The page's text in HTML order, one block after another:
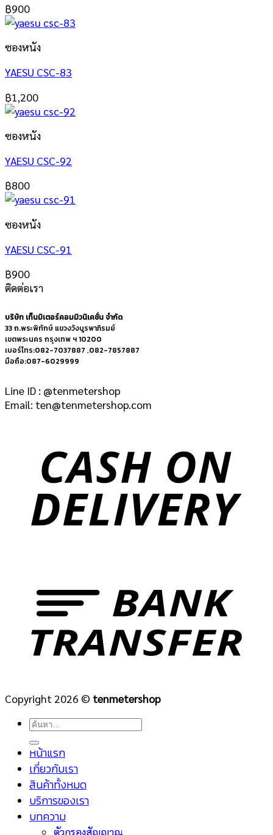
฿900
ซองหนัง
YAESU CSC-83
฿1,200
ซองหนัง
YAESU CSC-92
฿800
ซองหนัง
YAESU CSC-91
฿900
ติดต่อเรา
บริษัท เท็นมิเตอร์คอมมิวนิเคชั่น จำกัด
33 ถ.พระพิทักษ์ แขวงวังบูรพาภิรมย์
เขตพระนคร กรุงเทพ ฯ 10200
เบอร์โทร:082-7037887 ,082-7857887
มือถือ:087-6029999
Line ID : @tenmetershop
Email: ten@tenmetershop.com
Copyright 2026 © tenmetershop
ค้นหา:
หน้าแรก
เกี่ยวกับเรา
สินค้าทั้งหมด
บริการของเรา
บทความ
ตัวกรองสัญญาณ